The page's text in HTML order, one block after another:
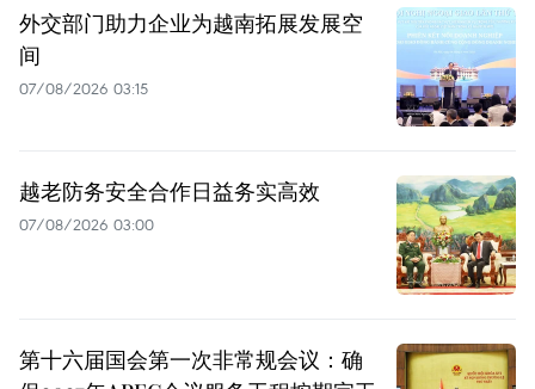
外交部门助力企业为越南拓展发展空
间
07/08/2026 03:15
越老防务安全合作日益务实高效
07/08/2026 03:00
第十六届国会第一次非常规会议：确